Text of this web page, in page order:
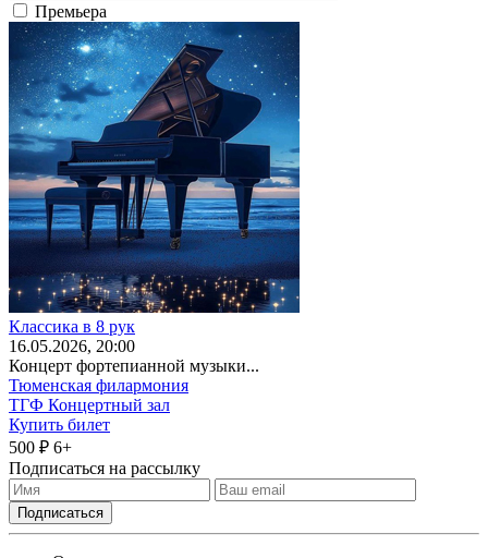
Премьера
Классика в 8 рук
16.05.2026, 20:00
Концерт фортепианной музыки...
Тюменская филармония
ТГФ Концертный зал
Купить билет
500 ₽ 6+
Подписаться на рассылку